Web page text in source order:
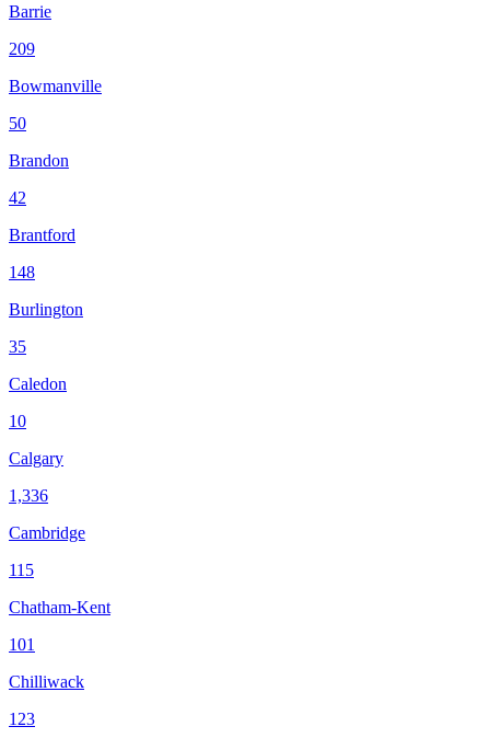
Barrie
209
Bowmanville
50
Brandon
42
Brantford
148
Burlington
35
Caledon
10
Calgary
1,336
Cambridge
115
Chatham-Kent
101
Chilliwack
123